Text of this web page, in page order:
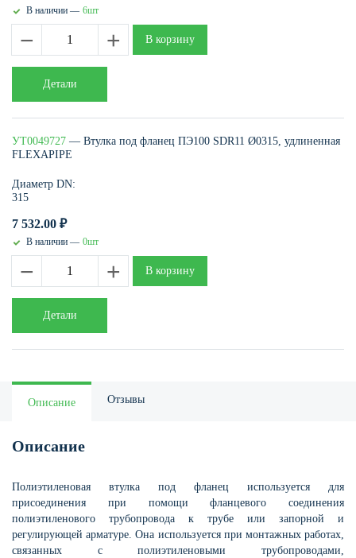
Детали
В наличии — 6шт
− + В корзину
УТ0049727 — Втулка под фланец ПЭ100 SDR11 Ø0315, удлиненная
FLEXAPIPE
Детали
Диаметр DN:
315
7 532.00 ₽
В наличии — 0шт
− + В корзину
Описание Отзывы
Описание
Полиэтиленовая втулка под фланец используется для
присоединения при помощи фланцевого соединения
полиэтиленового трубопровода к трубе или запорной и
регулирующей арматуре. Она используется при монтажных работах,
связанных с полиэтиленовыми трубопроводами,